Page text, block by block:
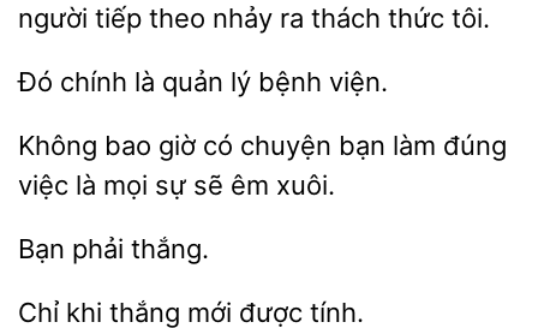
người tiếp theo
thức tôi.
quản lý bệnh viện.
Không bao giờ có
làm đúng
là mọi sự sẽ êm xuôi.
Chỉ khi được